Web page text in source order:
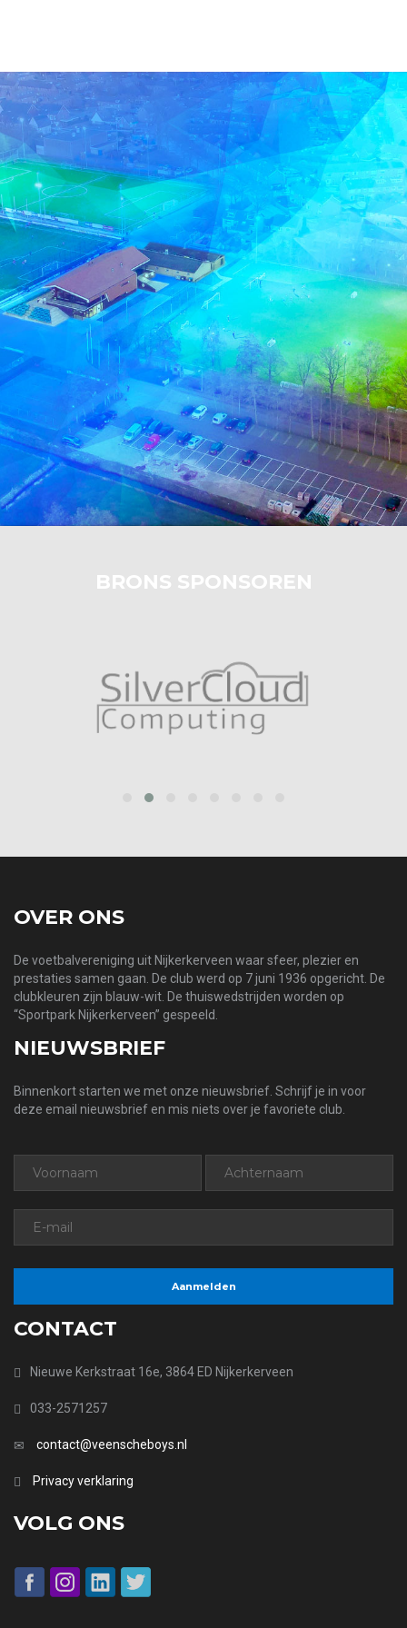
BRONS SPONSOREN
OVER ONS
De voetbalvereniging uit Nijkerkerveen waar sfeer, plezier en
prestaties samen gaan. De club werd op 7 juni 1936 opgericht. De
clubkleuren zijn blauw-wit. De thuiswedstrijden worden op
“Sportpark Nijkerkerveen” gespeeld.
NIEUWSBRIEF
Binnenkort starten we met onze nieuwsbrief. Schrijf je in voor
deze email nieuwsbrief en mis niets over je favoriete club.
CONTACT
Nieuwe Kerkstraat 16e, 3864 ED Nijkerkerveen
033-2571257
contact@veenscheboys.nl
Privacy verklaring
VOLG ONS